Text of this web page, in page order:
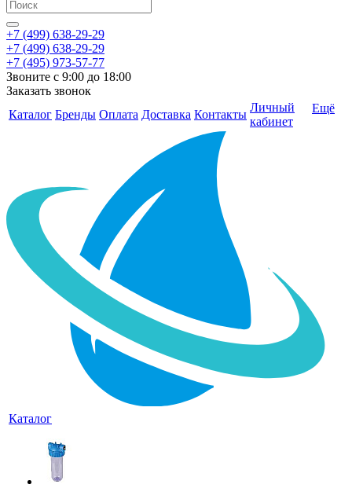
+7 (499) 638-29-29
+7 (499) 638-29-29
+7 (495) 973-57-77
Звоните с 9:00 до 18:00
Заказать звонок
Каталог Бренды Оплата Доставка Контакты
Личный
кабинет
Ещё
Каталог